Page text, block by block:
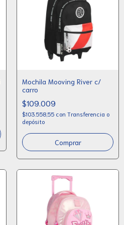
Mochila Mooving River c/
carro
$109.009
$103.558,55 con Transferencia o
depósito